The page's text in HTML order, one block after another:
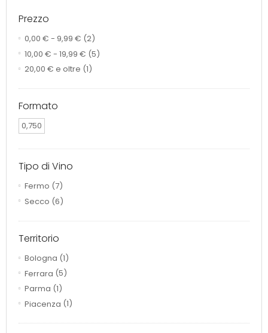
Prezzo
0,00 € - 9,99 € (2)
10,00 € - 19,99 € (5)
20,00 € e oltre (1)
Formato
0,750
Tipo di Vino
Fermo (7)
Secco (6)
Territorio
Bologna (1)
Ferrara (5)
Parma (1)
Piacenza (1)